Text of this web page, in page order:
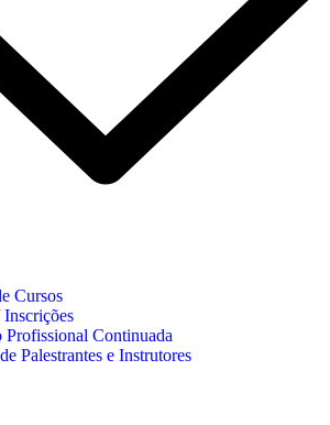
Cursos
Inscrições
Profissional Continuada
Palestrantes e Instrutores